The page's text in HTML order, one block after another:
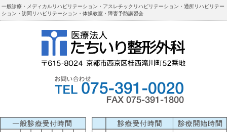
一般診療・メディカルリハビリテーション・アスレチックリハビリテーション・通所リハビリテー
ション・訪問リハビリテーション・体操教室・障害予防講習会